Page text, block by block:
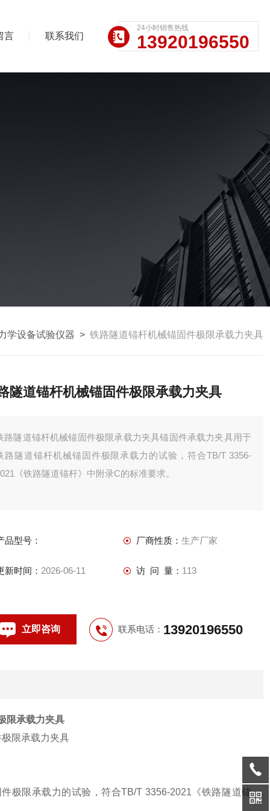
言 联系我们
24小时销售热线
13920196550
学设备试验仪器 > 铁路隧道锚杆机械锚固件极限承载力夹具
隧道锚杆机械锚固件极限承载力夹具
路隧道锚杆机械锚固件极限承载力夹具锚固件承载力夹具用于
路隧道锚杆机械锚固件极限承载力的试验，符合TB/T 3356-
《铁路隧道锚杆》中附录C的标准要求。
品型号： 厂商性质： 生产厂家
新时间： 2026-06-11 访 问 量： 113
立即咨询 联系电话： 13920196550
限承载力夹具
极限承载力的试验，符合TB/T 3356-2021 《铁路隧道锚